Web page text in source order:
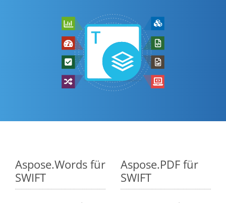
Aspose.Words für
SWIFT
Aspose.PDF für
SWIFT